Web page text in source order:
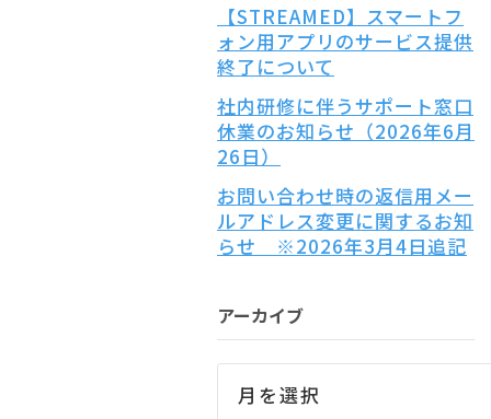
【STREAMED】スマートフ
ォン用アプリのサービス提供
終了について
社内研修に伴うサポート窓口
休業のお知らせ（2026年6月
26日）
お問い合わせ時の返信用メー
ルアドレス変更に関するお知
らせ ※2026年3月4日追記
アーカイブ